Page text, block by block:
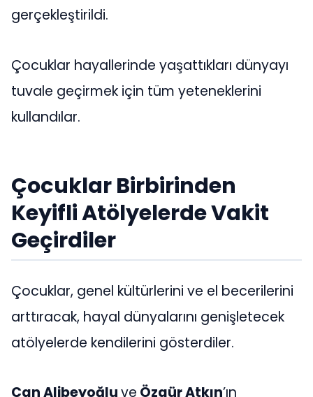
gerçekleştirildi.
Çocuklar hayallerinde yaşattıkları dünyayı
tuvale geçirmek için tüm yeteneklerini
kullandılar.
Çocuklar Birbirinden
Keyifli Atölyelerde Vakit
Geçirdiler
Çocuklar, genel kültürlerini ve el becerilerini
arttıracak, hayal dünyalarını genişletecek
atölyelerde kendilerini gösterdiler.
Can Alibeyoğluve Özgür Atkın’ın